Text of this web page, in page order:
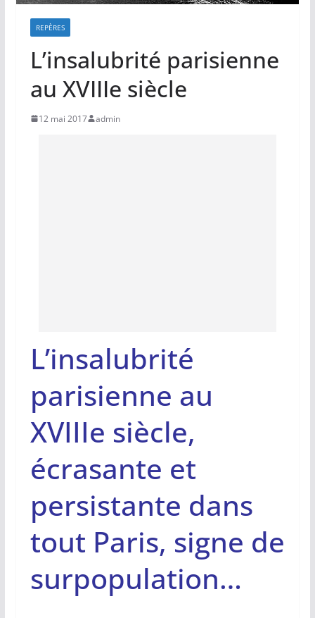
REPÈRES
L’insalubrité parisienne
au XVIIIe siècle
12 mai 2017 admin
L’insalubrité
parisienne au
XVIIIe siècle,
écrasante et
persistante dans
tout Paris, signe de
surpopulation…